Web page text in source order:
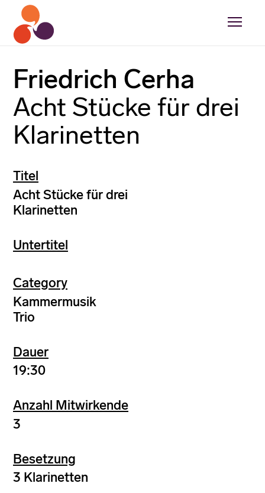
Friedrich Cerha
Acht Stücke für drei
Klarinetten
Titel
Acht Stücke für drei
Klarinetten
Untertitel
Category
Kammermusik
Trio
Dauer
19:30
Anzahl Mitwirkende
3
Besetzung
3 Klarinetten